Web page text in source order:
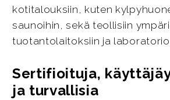
kotitalouksiin, kuten
saunoihin, sekä teollisiin
tuotantolaitoksiin ja
Sertifioituja,
ja turvallisia